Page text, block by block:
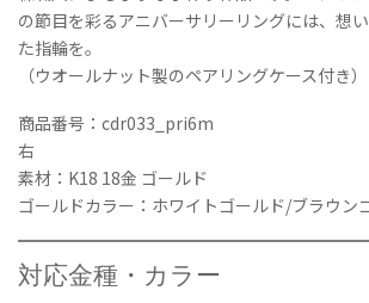
ス
カ
ッ
ト
エ
ッ
ジ
幅
6mm(上
側
3mm)
ア
の節目を彩るアニバーサリーリングには、想
た指輪を。
（ウオールナット製のペアリングケース付き）
商品番号：cdr033_pri6m
右
素材：K18 18金 ゴールド
ゴールドカラー：ホワイトゴールド/ブラウン
対応金種・カラー